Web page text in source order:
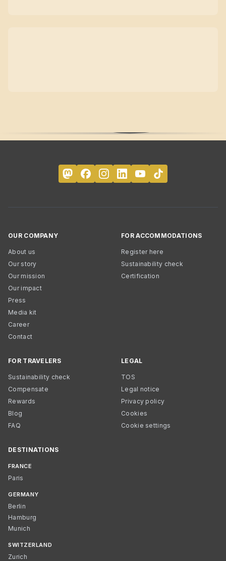
OUR COMPANY
About us
Our story
Our mission
Our impact
Press
Media kit
Career
Contact
FOR ACCOMMODATIONS
Register here
Sustainability check
Certification
FOR TRAVELERS
Sustainability check
Compensate
Rewards
Blog
FAQ
LEGAL
TOS
Legal notice
Privacy policy
Cookies
Cookie settings
DESTINATIONS
FRANCE
Paris
GERMANY
Berlin
Hamburg
Munich
SWITZERLAND
Zurich